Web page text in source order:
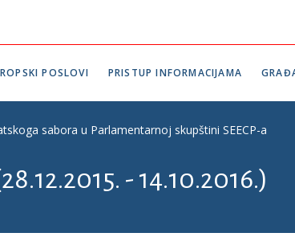
POSLOVI PRISTUP INFORMACIJAMA
sabora u Parlamentarnoj skupštini SEECP-a
- 14.10.2016.)